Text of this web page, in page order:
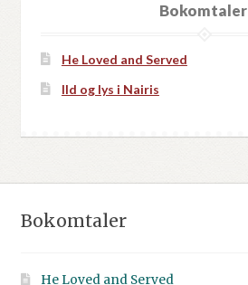
Bokomtaler
He Loved and Served
Ild og lys i Nairis
Bokomtaler
He Loved and Served